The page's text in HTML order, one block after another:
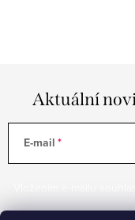
Aktuální
E-mail